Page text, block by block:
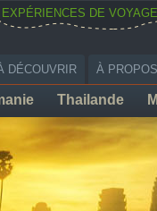
EXPÉRIENCES DE VOYAGE
DÉCOUVRIR À
Thailande